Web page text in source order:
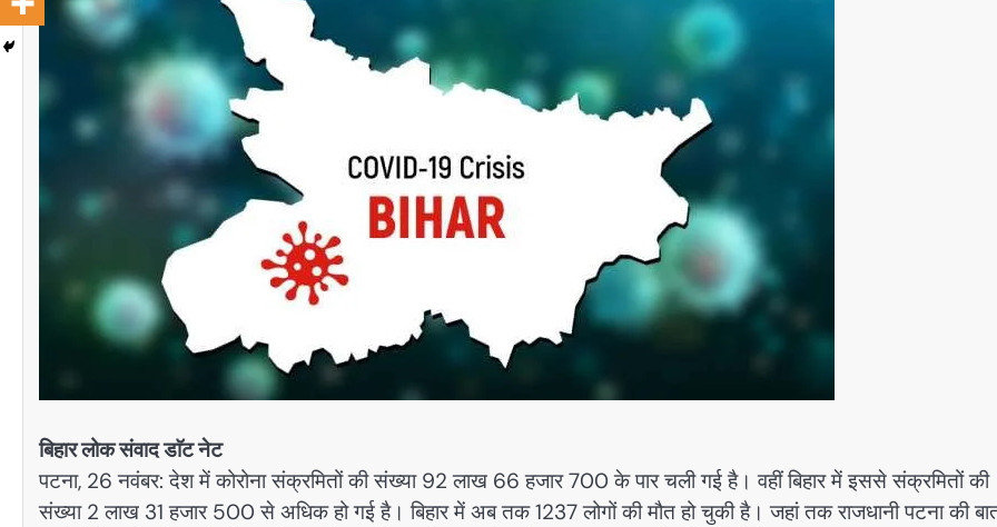
बिहार लोक संवाद डाॅट नेट
पटना, 26 नवंबर: देश में कोरोना संक्रमितों की संख्या 92 लाख 66 हजार 700 के पार चली गई है। वहीं बिहार में इससे संक्रमितों की
संख्या 2 लाख 31 हजार 500 से अधिक हो गई है। बिहार में अब तक 1237 लोगों की मौत हो चुकी है। जहां तक राजधानी पटना की